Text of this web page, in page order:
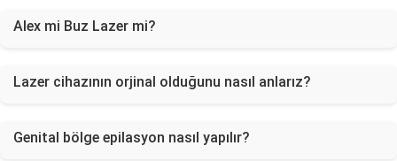
Alex mi Buz Lazer mi?
Lazer cihazının orjinal olduğunu nasıl anlarız?
Genital bölge epilasyon nasıl yapılır?